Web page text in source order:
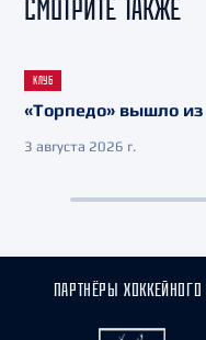
СМОТРИТЕ ТАКЖЕ
КЛУБ
«Торпедо» вышло из
3 августа 2026 г.
ПАРТНЁРЫ ХОККЕЙНОГО